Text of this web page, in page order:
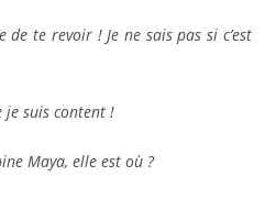
de te revoir ! Je ne sais pas si c’est
je suis content !
Maya, elle est où ?